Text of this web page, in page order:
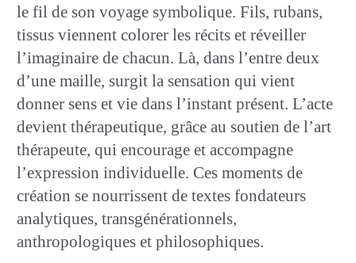
le fil de son voyage symbolique. Fils, rubans,
tissus viennent colorer les récits et réveiller
l’imaginaire de chacun. Là, dans l’entre deux
d’une maille, surgit la sensation qui vient
donner sens et vie dans l’instant présent. L’acte
devient thérapeutique, grâce au soutien de l’art
thérapeute, qui encourage et accompagne
l’expression individuelle. Ces moments de
création se nourrissent de textes fondateurs
analytiques, transgénérationnels,
anthropologiques et philosophiques.